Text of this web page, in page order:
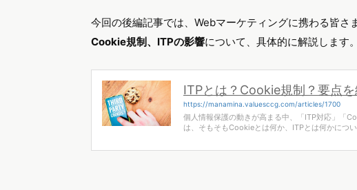
今回の後編記事では、Webマーケティングに携わる皆さ
Cookie規制、ITPの影響について、具体的に解説します。
ITPとは？Cookie規制？要点
https://manamina.valuesccg.com/articles/1700
個人情報保護の動きが高まる中、「ITP対応」「
は、そもそもCookieとは何か、ITPとは何かにつ